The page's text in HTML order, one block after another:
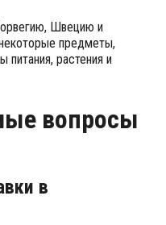
Швецию и
предметы,
растения и
вопросы
в